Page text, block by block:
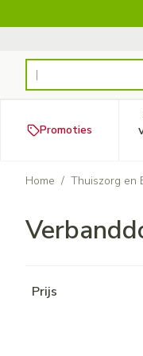
Product, merk,
Promoties
Home / Thuiszorg en
Prijs